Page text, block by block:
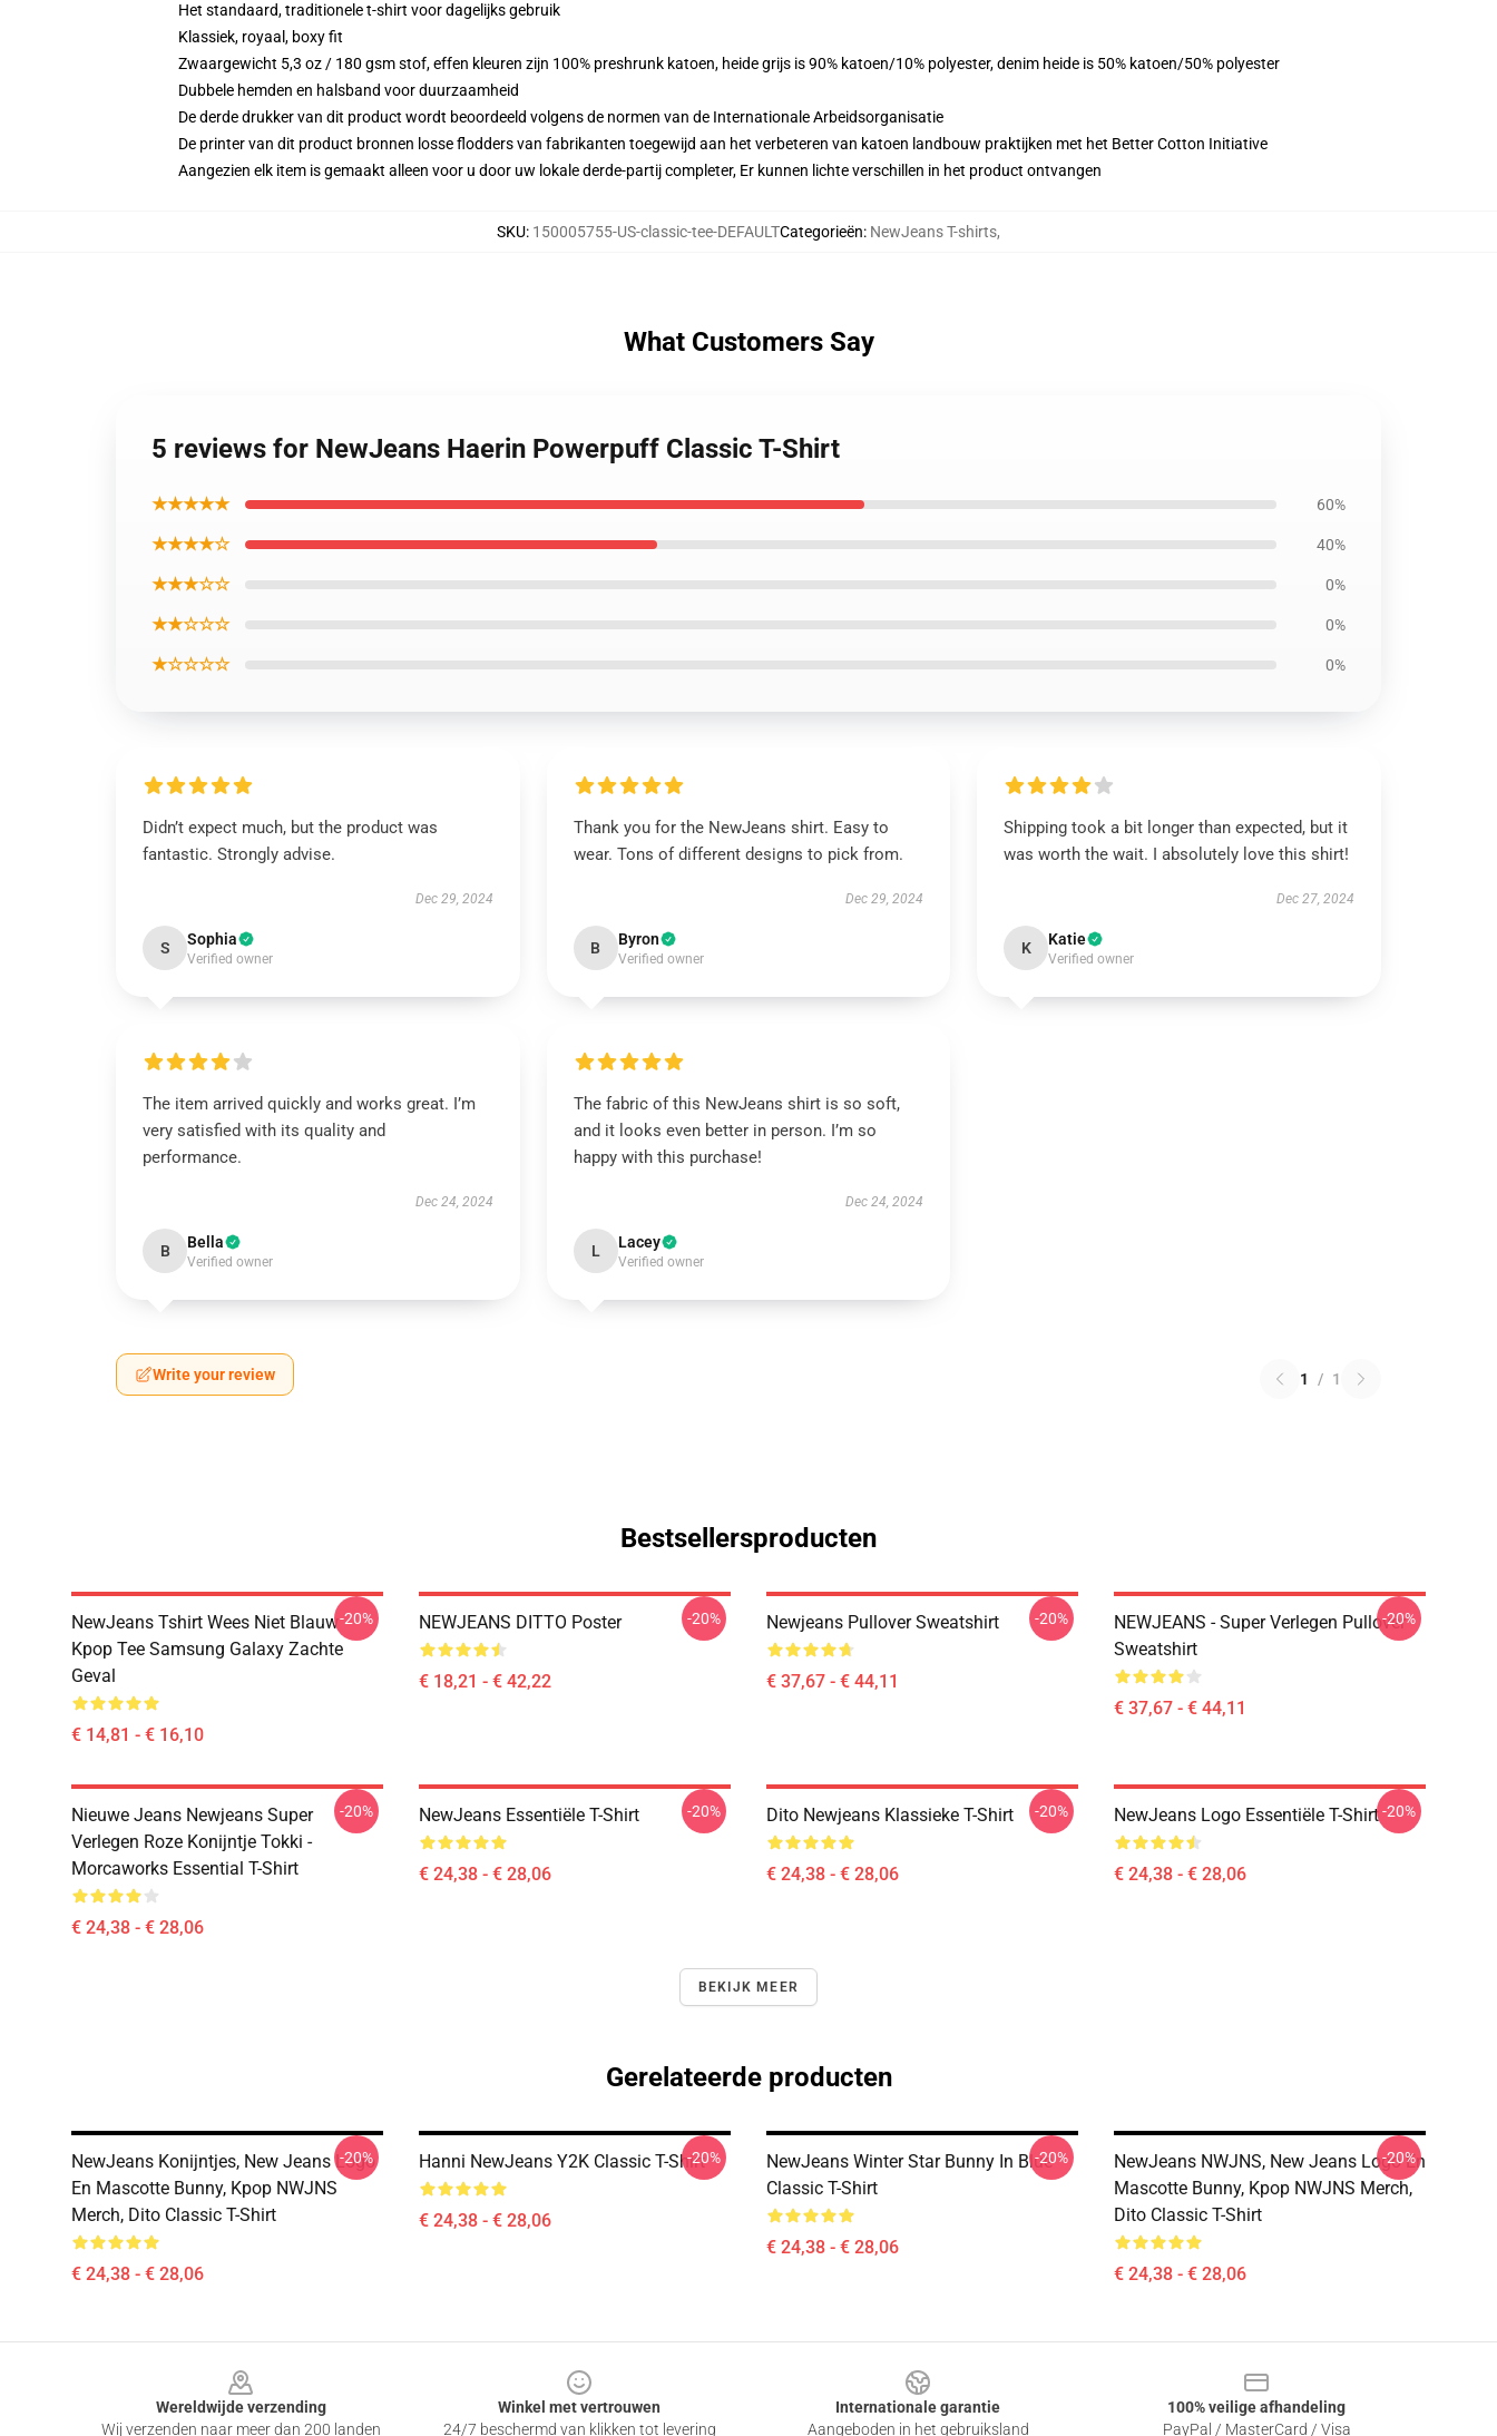
Het standaard, traditionele t-shirt voor dagelijks gebruik
Klassiek, royaal, boxy fit
Zwaargewicht 5,3 oz / 180 gsm stof, effen kleuren zijn 100% preshrunk katoen, heide grijs is 90% katoen/10% polyester, denim heide is 50% katoen/50% polyester
Dubbele hemden en halsband voor duurzaamheid
De derde drukker van dit product wordt beoordeeld volgens de normen van de Internationale Arbeidsorganisatie
De printer van dit product bronnen losse flodders van fabrikanten toegewijd aan het verbeteren van katoen landbouw praktijken met het Better Cotton Initiative
Aangezien elk item is gemaakt alleen voor u door uw lokale derde-partij completer, Er kunnen lichte verschillen in het product ontvangen
SKU: 150005755-US-classic-tee-DEFAULTCategorieën: NewJeans T-shirts,
What Customers Say
5 reviews for NewJeans Haerin Powerpuff Classic T-Shirt
★★★★★ 60%
★★★★☆ 40%
★★★☆☆ 0%
★★☆☆☆ 0%
★☆☆☆☆ 0%
Didn’t expect much, but the product was
fantastic. Strongly advise.
Dec 29, 2024
S Sophia
Verified owner
Thank you for the NewJeans shirt. Easy to
wear. Tons of different designs to pick from.
Dec 29, 2024
B Byron
Verified owner
Shipping took a bit longer than expected, but it
was worth the wait. I absolutely love this shirt!
Dec 27, 2024
K Katie
Verified owner
The item arrived quickly and works great. I’m
very satisfied with its quality and
performance.
Dec 24, 2024
B Bella
Verified owner
The fabric of this NewJeans shirt is so soft,
and it looks even better in person. I’m so
happy with this purchase!
Dec 24, 2024
L Lacey
Verified owner
Write your review 1 / 1
Bestsellersproducten
NewJeans Tshirt Wees Niet Blauw
Kpop Tee Samsung Galaxy Zachte
Geval
€ 14,81 - € 16,10
-20% NEWJEANS DITTO Poster
€ 18,21 - € 42,22
-20% Newjeans Pullover Sweatshirt
€ 37,67 - € 44,11
-20%
NEWJEANS - Super Verlegen Pullover
Sweatshirt
€ 37,67 - € 44,11
-20%
Nieuwe Jeans Newjeans Super
Verlegen Roze Konijntje Tokki -
Morcaworks Essential T-Shirt
€ 24,38 - € 28,06
-20% NewJeans Essentiële T-Shirt
€ 24,38 - € 28,06
-20% Dito Newjeans Klassieke T-Shirt
€ 24,38 - € 28,06
-20% NewJeans Logo Essentiële T-Shirt
€ 24,38 - € 28,06
-20%
BEKIJK MEER
Gerelateerde producten
NewJeans Konijntjes, New Jeans Logo
En Mascotte Bunny, Kpop NWJNS
Merch, Dito Classic T-Shirt
€ 24,38 - € 28,06
-20% Hanni NewJeans Y2K Classic T-Shirt
€ 24,38 - € 28,06
-20%
NewJeans Winter Star Bunny In Blue
Classic T-Shirt
€ 24,38 - € 28,06
-20%
NewJeans NWJNS, New Jeans Logo En
Mascotte Bunny, Kpop NWJNS Merch,
Dito Classic T-Shirt
€ 24,38 - € 28,06
-20%
Wereldwijde verzending
Wij verzenden naar meer dan 200 landen
Winkel met vertrouwen
24/7 beschermd van klikken tot levering
Internationale garantie
Aangeboden in het gebruiksland
100% veilige afhandeling
PayPal / MasterCard / Visa